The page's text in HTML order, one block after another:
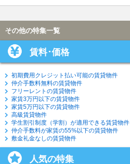
その他の特集一覧
賃料･価格
初期費用クレジット払い可能の賃貸物件
仲介手数料無料の賃貸物件
フリーレントの賃貸物件
家賃3万円以下の賃貸物件
家賃5万円以下の賃貸物件
高級賃貸物件
学生割引制度（学割）が適用できる賃貸物件
仲介手数料が家賃の55%以下の賃貸物件
敷金礼金なしの賃貸物件
人気の特集